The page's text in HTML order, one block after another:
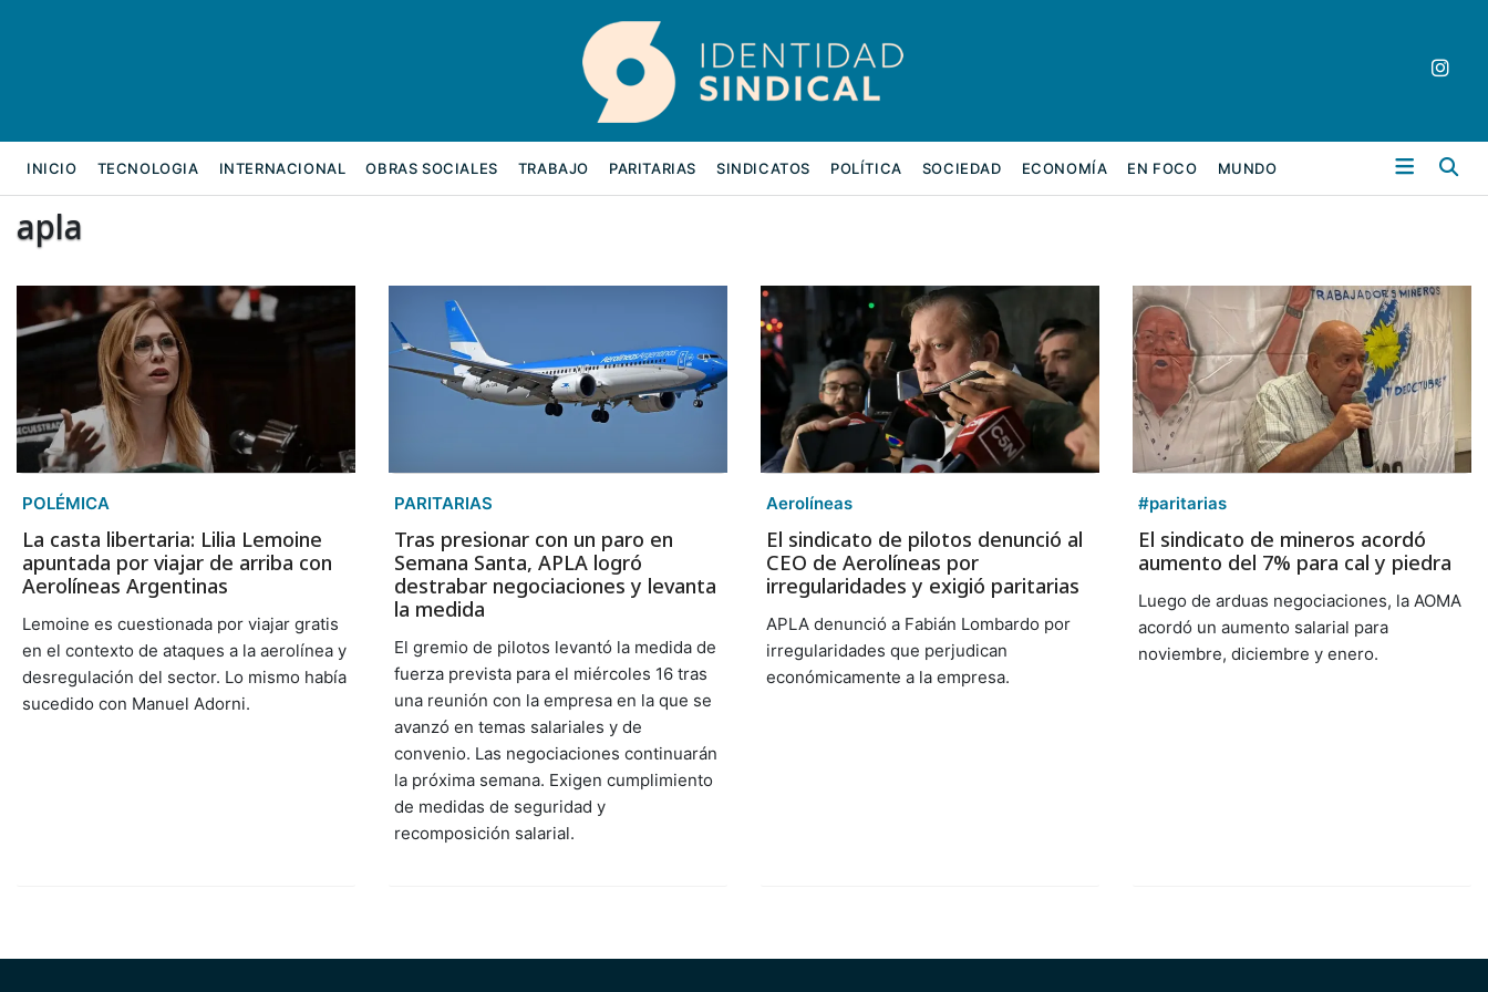
INICIO TECNOLOGIA INTERNACIONAL OBRAS SOCIALES TRABAJO PARITARIAS SINDICATOS POLÍTICA SOCIEDAD ECONOMÍA EN FOCO MUNDO
REFORMA LABORAL
apla
POLÉMICA
La casta libertaria: Lilia Lemoine
apuntada por viajar de arriba con
Aerolíneas Argentinas
Lemoine es cuestionada por viajar gratis
en el contexto de ataques a la aerolínea y
desregulación del sector. Lo mismo había
sucedido con Manuel Adorni.
PARITARIAS
Tras presionar con un paro en
Semana Santa, APLA logró
destrabar negociaciones y levanta
la medida
El gremio de pilotos levantó la medida de
fuerza prevista para el miércoles 16 tras
una reunión con la empresa en la que se
avanzó en temas salariales y de
convenio. Las negociaciones continuarán
la próxima semana. Exigen cumplimiento
de medidas de seguridad y
recomposición salarial.
Aerolíneas
El sindicato de pilotos denunció al
CEO de Aerolíneas por
irregularidades y exigió paritarias
APLA denunció a Fabián Lombardo por
irregularidades que perjudican
económicamente a la empresa.
#paritarias
El sindicato de mineros acordó
aumento del 7% para cal y piedra
Luego de arduas negociaciones, la AOMA
acordó un aumento salarial para
noviembre, diciembre y enero.